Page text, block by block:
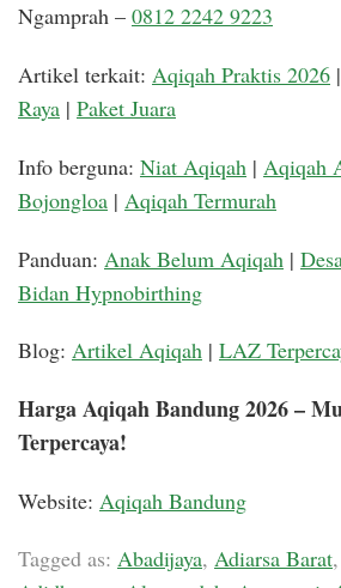
Ngamprah – 0812 2242 9223
Artikel terkait: Aqiqah Praktis 2026 |
Raya | Paket Juara
Info berguna: Niat Aqiqah | Aqiqah
Bojongloa | Aqiqah Termurah
Panduan: Anak Belum Aqiqah |
Bidan Hypnobirthing
Blog: Artikel Aqiqah | LAZ
Harga Aqiqah Bandung 2026 –
Terpercaya!
Website: Aqiqah Bandung
Tagged as: Abadijaya, Adiarsa Barat,